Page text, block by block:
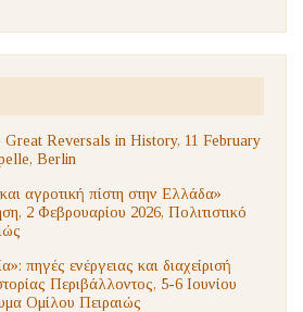
Reversals in History, 11 February
Berlin
αγροτική πίστη στην Ελλάδα»
2 Φεβρουαρίου 2026, Πολιτιστικό
πηγές ενέργειας και διαχείρισή
Περιβάλλοντος, 5-6 Ιουνίου
Ομίλου Πειραιώς